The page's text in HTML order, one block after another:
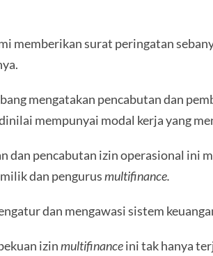
memberikan surat peringatan
mengatakan pencabutan dan
mempunyai modal kerja yang
dan pencabutan izin operasional ini
dan pengurusmultifinance.
dan mengawasi sistem
izinmultifinanceini tak hanya